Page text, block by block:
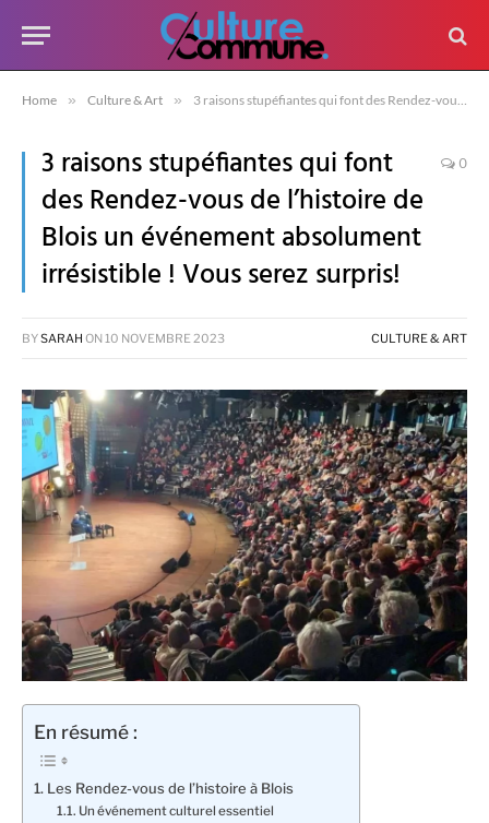
Home » Culture & Art » 3 raisons stupéfiantes qui font des Rendez-vous de l’histoire de Blois un événement absolument irrésistible ! Vous serez surpris!
3 raisons stupéfiantes qui font
des Rendez-vous de l’histoire de
Blois un événement absolument
irrésistible ! Vous serez surpris!
0
BYSARAH ON 10 NOVEMBRE 2023 CULTURE & ART
En résumé :
Les Rendez-vous de l’histoire à Blois
Un événement culturel essentiel